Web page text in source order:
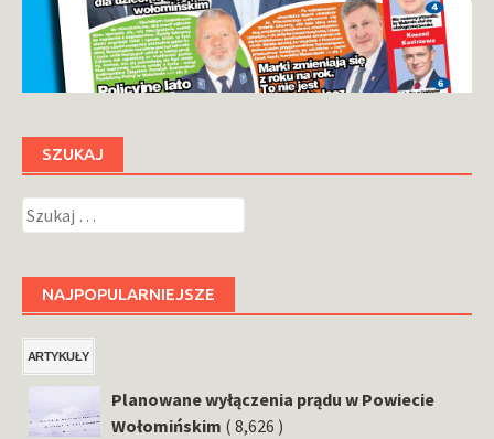
SZUKAJ
Szukaj:
NAJPOPULARNIEJSZE
ARTYKUŁY
Planowane wyłączenia prądu w Powiecie
Wołomińskim ( 8,626 )